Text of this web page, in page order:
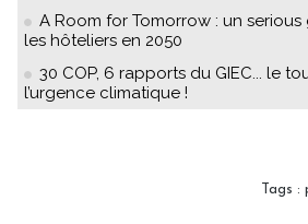
A Room for Tomorrow : un
les hôteliers en 2050
30 COP, 6 rapports du GIEC... le
l’urgence climatique !
Tags :